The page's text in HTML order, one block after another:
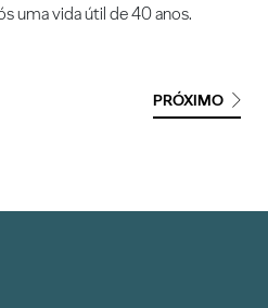
uma vida útil de 40 anos.
PRÓXIMO